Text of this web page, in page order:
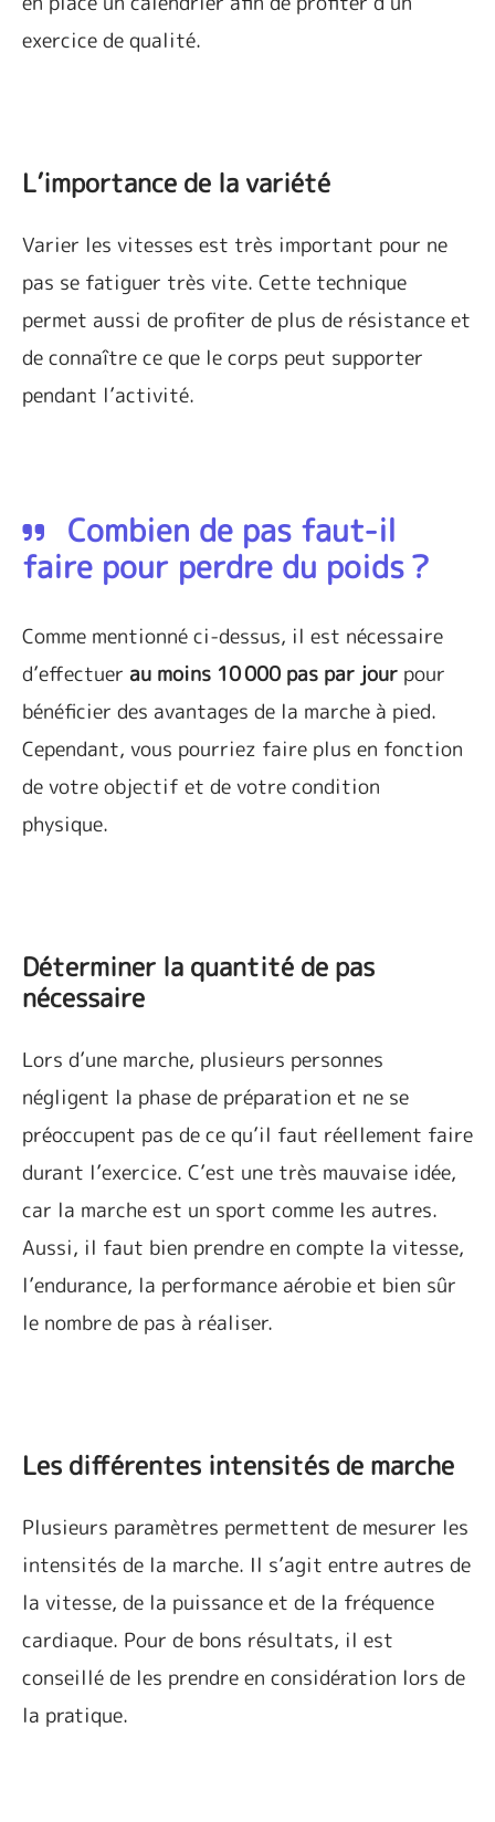
exercice de qualité.
L’importance de la variété
Varier les vitesses est très important pour ne
pas se fatiguer très vite. Cette technique
permet aussi de profiter de plus de résistance et
de connaître ce que le corps peut supporter
pendant l’activité.
Combien de pas faut-il
faire pour perdre du poids ?
Comme mentionné ci-dessus, il est nécessaire
d’effectuer au moins 10 000 pas par jour pour
bénéficier des avantages de la marche à pied.
Cependant, vous pourriez faire plus en fonction
de votre objectif et de votre condition
physique.
Déterminer la quantité de pas
nécessaire
Lors d’une marche, plusieurs personnes
négligent la phase de préparation et ne se
préoccupent pas de ce qu’il faut réellement faire
durant l’exercice. C’est une très mauvaise idée,
car la marche est un sport comme les autres.
Aussi, il faut bien prendre en compte la vitesse,
l’endurance, la performance aérobie et bien sûr
le nombre de pas à réaliser.
Les différentes intensités de marche
Plusieurs paramètres permettent de mesurer les
intensités de la marche. Il s’agit entre autres de
la vitesse, de la puissance et de la fréquence
cardiaque. Pour de bons résultats, il est
conseillé de les prendre en considération lors de
la pratique.